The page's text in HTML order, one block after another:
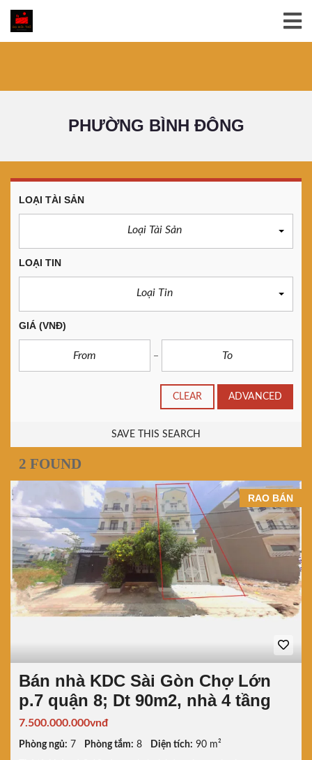
PHƯỜNG BÌNH ĐÔNG
LOẠI TÀI SẢN
Loại Tài Sản
LOẠI TIN
Loại Tin
GIÁ (VNĐ)
CLEAR ADVANCED
SAVE THIS SEARCH
2 FOUND
RAO BÁN
Bán nhà KDC Sài Gòn Chợ Lớn
p.7 quận 8; Dt 90m2, nhà 4 tầng
7.500.000.000vnđ
Phòng ngủ: 7 Phòng tắm: 8 Diện tích: 90 m²